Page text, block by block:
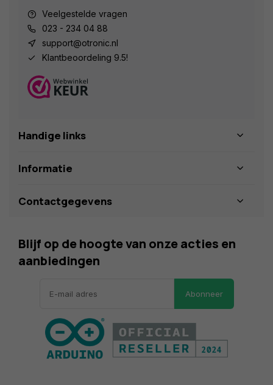
Veelgestelde vragen
023 - 234 04 88
support@otronic.nl
Klantbeoordeling 9.5!
Handige links
Informatie
Contactgegevens
Blijf op de hoogte van onze acties en
aanbiedingen
Abonneer